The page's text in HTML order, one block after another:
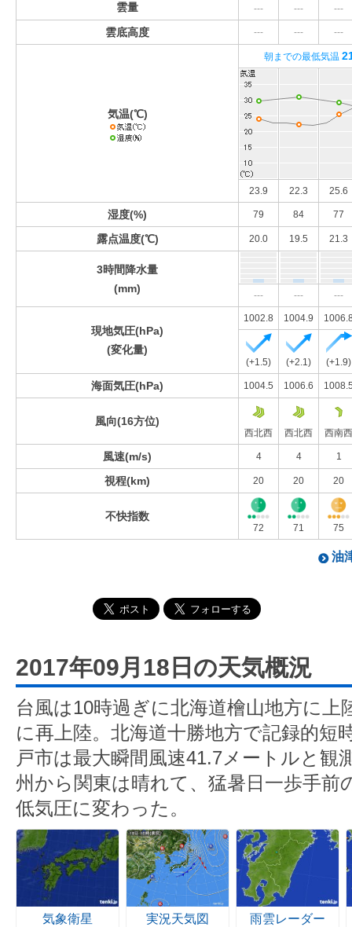
雲量 --- --- ---
雲底高度 --- --- ---
気温(℃)
朝までの最低気温
23.9 22.3 25.6
湿度(%) 79 84 77
露点温度(℃) 20.0 19.5 21.3
3時間降水量
(mm)
--- --- ---
現地気圧(hPa)
(変化量)
1002.8 1004.9
(+1.5) (+2.1) (+1.9)
海面気圧(hPa) 1004.5 1006.6
風向(16方位)
西北西 西北西 西南西
風速(m/s) 4 4 1
視程(km) 20 20 20
不快指数
72 71 75
油
2017年09月18日の天気概況
台風は10時過ぎに北海道檜山地方に上
に再上陸。北海道十勝地方で記録的短
戸市は最大瞬間風速41.7メートルと観
州から関東は晴れて、猛暑日一歩手前
低気圧に変わった。
気象衛星 実況天気図 雨雲レーダー